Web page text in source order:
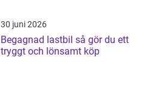
30 juni 2026
Begagnad lastbil så gör du ett
tryggt och lönsamt köp